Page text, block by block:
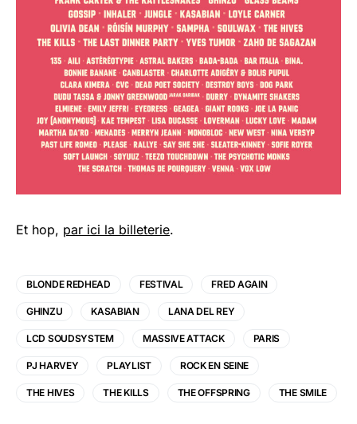
Et hop, par ici la billeterie.
BLONDE REDHEAD FESTIVAL FRED AGAIN
GHINZU KASABIAN LANA DEL REY
LCD SOUDSYSTEM MASSIVE ATTACK PARIS
PJ HARVEY PLAYLIST ROCK EN SEINE
THE HIVES THE KILLS THE OFFSPRING THE SMILE